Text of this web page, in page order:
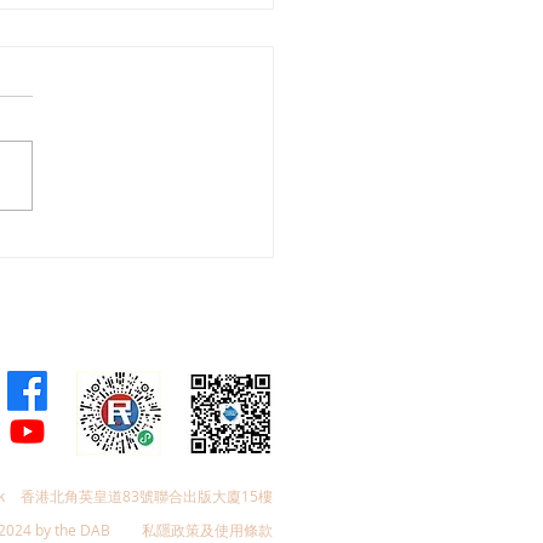
香港北角英皇道83號聯合出版大廈15樓
by the DAB
私隱政策及使用條款